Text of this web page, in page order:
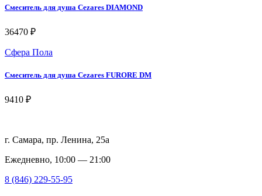
Смеситель для душа Cezares DIAMOND
36470 ₽
Сфера Пола
Смеситель для душа Cezares FURORE DM
9410 ₽
г. Самара, пр. Ленина, 25а
Ежедневно, 10:00 — 21:00
8 (846) 229-55-95